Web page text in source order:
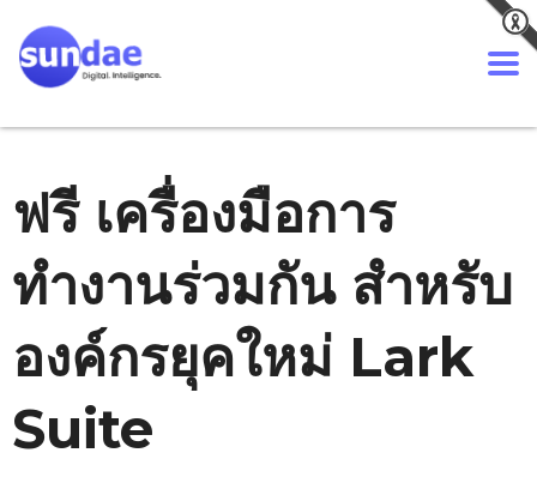
ฟรี เครื่องมือการ
ทำงานร่วมกัน สำหรับ
องค์กรยุคใหม่ Lark
Suite